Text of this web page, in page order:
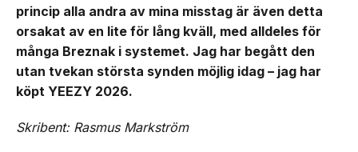
princip alla andra av mina misstag är även detta
orsakat av en lite för lång kväll, med alldeles för
många Breznak i systemet. Jag har begått den
utan tvekan största synden möjlig idag – jag har
köpt YEEZY 2026.
Skribent: Rasmus Markström